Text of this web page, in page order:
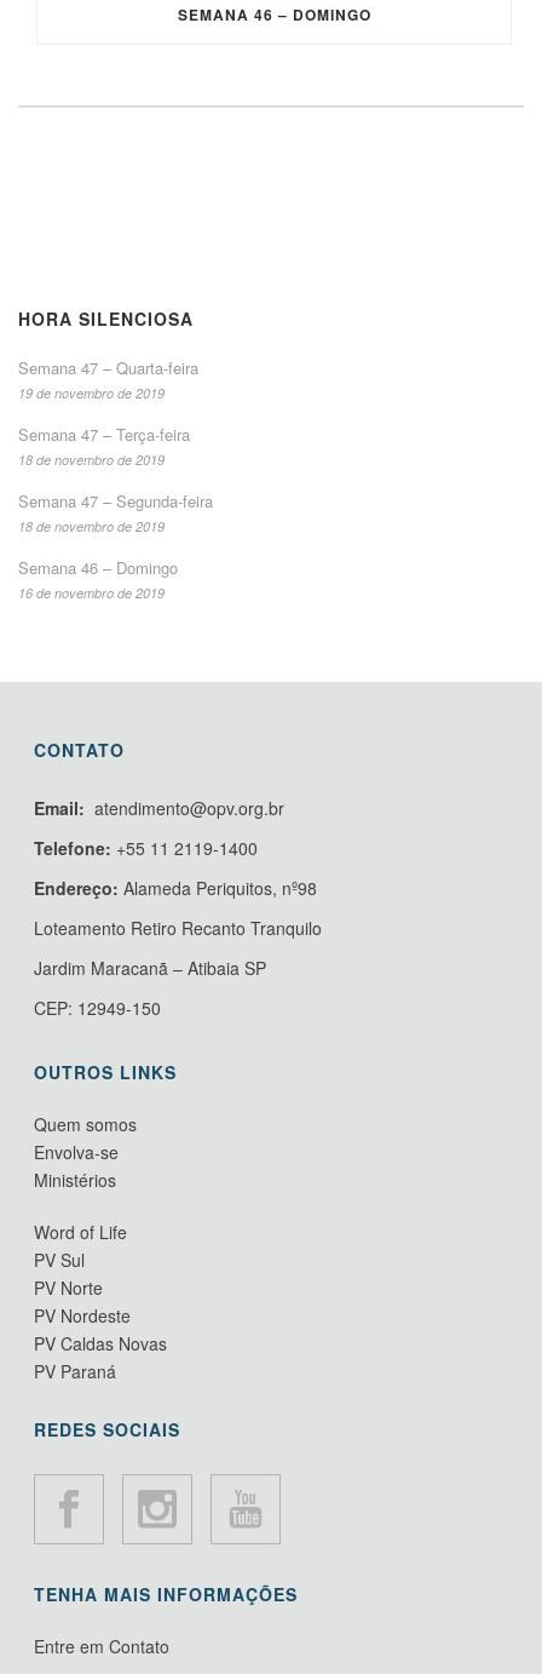
SEMANA 46 – DOMINGO
HORA SILENCIOSA
Semana 47 – Quarta-feira
19 de novembro de 2019
Semana 47 – Terça-feira
18 de novembro de 2019
Semana 47 – Segunda-feira
18 de novembro de 2019
Semana 46 – Domingo
16 de novembro de 2019
CONTATO
Email: atendimento@opv.org.br
Telefone: +55 11 2119-1400
Endereço:Alameda Periquitos, nº98
Loteamento Retiro Recanto Tranquilo
Jardim Maracanã – Atibaia SP
CEP: 12949-150
OUTROS LINKS
Quem somos
Envolva-se
Ministérios
Word of Life
PV Sul
PV Norte
PV Nordeste
PV Caldas Novas
PV Paraná
REDES SOCIAIS
TENHA MAIS INFORMAÇÕES
Entre em Contato